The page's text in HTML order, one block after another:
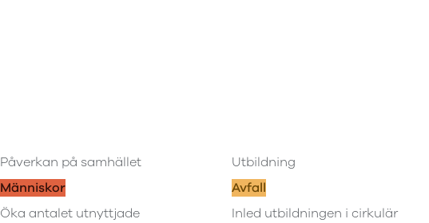
Utbildning
Avfall
Inled utbildningen i cirkulär
Påverkan på samhället
Människor
Öka antalet utnyttjade